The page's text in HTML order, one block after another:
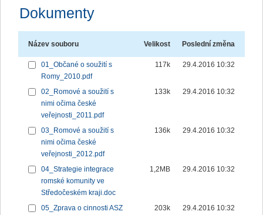
Dokumenty
Název souboru Velikost Poslední změna
01_Občané o soužití s
Romy_2010.pdf
117k 29.4.2016 10:32
02_Romové a soužití s
nimi očima české
veřejnosti_2011.pdf
133k 29.4.2016 10:32
03_Romové a soužití s
nimi očima české
veřejnosti_2012.pdf
136k 29.4.2016 10:32
04_Strategie integrace
romské komunity ve
Středočeském kraji.doc
1,2MB 29.4.2016 10:32
05_Zprava o cinnosti ASZ
203k 29.4.2016 10:32